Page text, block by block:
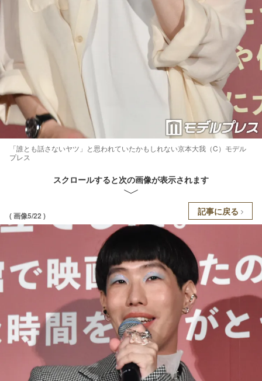
「誰とも話さないヤツ」と思われていたかもしれない京本大我（C）モデル
プレス
スクロールすると次の画像が表示されます
( 画像5/22 ) 記事に戻る